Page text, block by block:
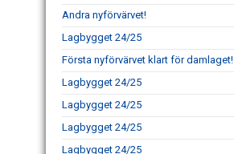
Andra nyförvärvet!
Lagbygget 24/25
Första nyförvärvet klart för damlaget!
Lagbygget 24/25
Lagbygget 24/25
Lagbygget 24/25
Lagbygget 24/25